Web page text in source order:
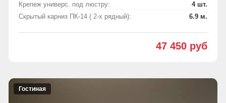
Крепеж универс. под люстру:
4 шт.
Скрытый карниз ПК-14 ( 2-х рядный):
6.9 м.
47 450 руб
Гостиная